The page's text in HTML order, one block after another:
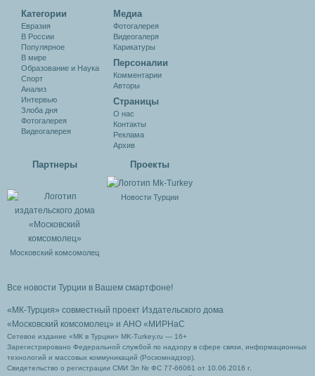
Категории
Евразия
В России
Популярное
В мире
Образование и Наука
Спорт
Анализ
Интервью
Злоба дня
Фотогалерея
Видеогалерея
Медиа
Фотогалерея
Видеогалеря
Карикатуры
Персоналии
Комментарии
Авторы
Cтраницы
О нас
Контакты
Реклама
Архив
Партнеры
Московский комсомолец
Проекты
Новости Турции
Все новости Турции в Вашем смартфоне!
«МК-Турция» совместный проект Издательского дома
«Московский комсомолец» и АНО «МИРНаС
Сетевое издание «МК в Турции» MK-Turkey.ru — 16+
Зарегистрировано Федеральной службой по надзору в сфере связи, информационных
технологий и массовых коммуникаций (Роскомнадзор).
Свидетельство о регистрации СМИ Эл № ФС 77-66061 от 10.06.2016 г.